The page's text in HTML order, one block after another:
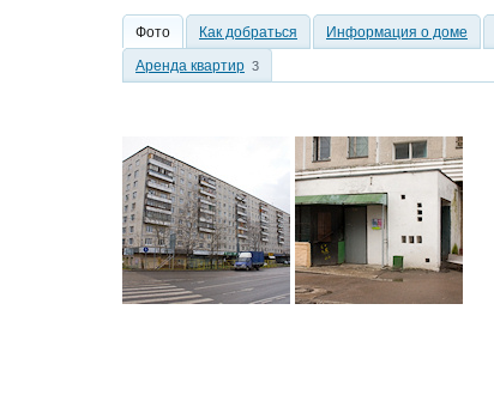
Фото Как добраться Информация о доме
Аренда квартир 3